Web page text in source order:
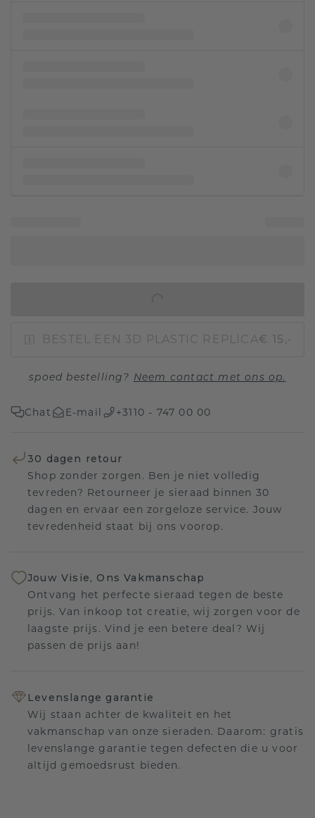
BESTEL EEN 3D PLASTIC REPLICA€ 15,-
spoed bestelling? Neem contact met ons op.
Chat E-mail +3110 - 747 00 00
30 dagen retour
Shop zonder zorgen. Ben je niet volledig
tevreden? Retourneer je sieraad binnen 30
dagen en ervaar een zorgeloze service. Jouw
tevredenheid staat bij ons voorop.
Jouw Visie, Ons Vakmanschap
Ontvang het perfecte sieraad tegen de beste
prijs. Van inkoop tot creatie, wij zorgen voor de
laagste prijs. Vind je een betere deal? Wij
passen de prijs aan!
Levenslange garantie
Wij staan achter de kwaliteit en het
vakmanschap van onze sieraden. Daarom: gratis
levenslange garantie tegen defecten die u voor
altijd gemoedsrust bieden.